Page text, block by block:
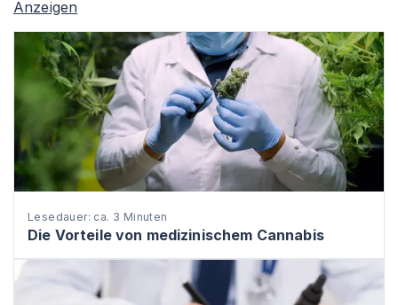
Anzeigen
Lesedauer: ca. 3 Minuten
Die Vorteile von medizinischem Cannabis